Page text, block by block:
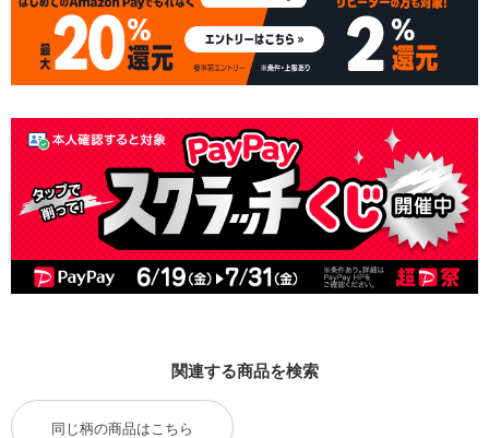
関連する商品を検索
同じ柄の商品はこちら